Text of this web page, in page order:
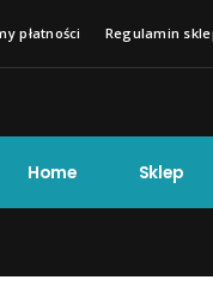
płatności Regulamin
Home Sklep